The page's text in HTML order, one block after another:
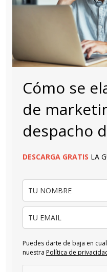
Cómo se
de
despacho
DESCARGA GRATIS LA
Puedes darte de baja en
nuestra Política de